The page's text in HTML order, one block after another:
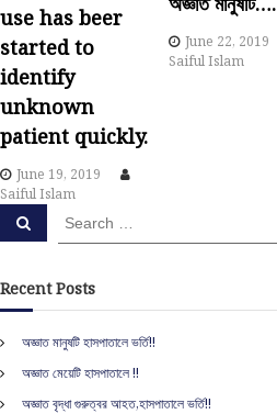
i
g
a
t
i
o
n
use has beer
started to
identify
unknown
patient quickly.
June 19, 2019
Saiful Islam
June 22, 2019
Saiful Islam
r
c
f
o
r
S
e
h
Recent Posts
অজ্ঞাত মানুষটি হাসপাতালে ভর্তি!!
অজ্ঞাত মেয়েটি হাসপাতালে !!
অজ্ঞাত বৃদ্ধা গুরুত্বর আহত,হাসপাতালে ভর্তি!!